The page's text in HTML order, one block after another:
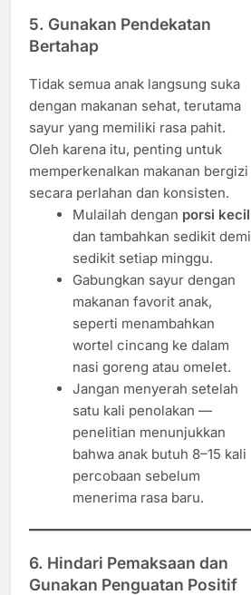
5. Gunakan Pendekatan
Bertahap
Tidak semua anak langsung suka
dengan makanan sehat, terutama
sayur yang memiliki rasa pahit.
Oleh karena itu, penting untuk
memperkenalkan makanan bergizi
secara perlahan dan konsisten.
Mulailah dengan porsi kecil
dan tambahkan sedikit demi
sedikit setiap minggu.
Gabungkan sayur dengan
makanan favorit anak,
seperti menambahkan
wortel cincang ke dalam
nasi goreng atau omelet.
Jangan menyerah setelah
satu kali penolakan —
penelitian menunjukkan
bahwa anak butuh 8–15 kali
percobaan sebelum
menerima rasa baru.
6. Hindari Pemaksaan dan
Gunakan Penguatan Positif